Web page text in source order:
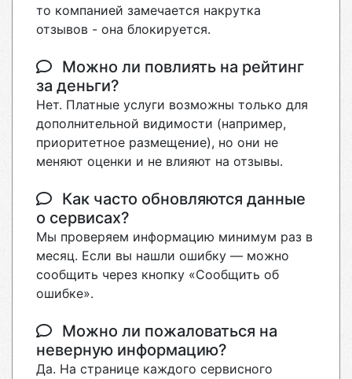
то компанией замечается накрутка
отзывов - она блокируется.
Можно ли повлиять на рейтинг
за деньги?
Нет. Платные услуги возможны только для
дополнительной видимости (например,
приоритетное размещение), но они не
меняют оценки и не влияют на отзывы.
Как часто обновляются данные
о сервисах?
Мы проверяем информацию минимум раз в
месяц. Если вы нашли ошибку — можно
сообщить через кнопку «Сообщить об
ошибке».
Можно ли пожаловаться на
неверную информацию?
Да. На странице каждого сервисного